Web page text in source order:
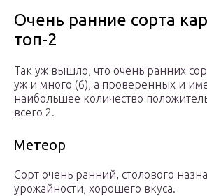
Очень ранние сорта
топ-2
Так уж вышло, что очень ранних
уж и много (6), а проверенных и
наибольшее количество
всего 2.
Метеор
Сорт очень ранний, столового
урожайности, хорошего вкуса.